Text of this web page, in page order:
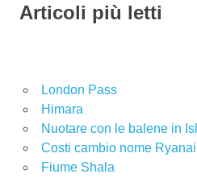
Articoli più letti
London Pass
Himara
Nuotare con le balene in
Costi cambio nome
Fiume Shala